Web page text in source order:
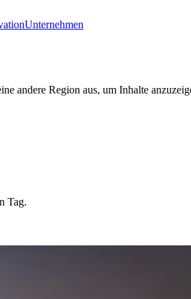
Unternehmen
andere Region aus, um Inhalte
Tag.